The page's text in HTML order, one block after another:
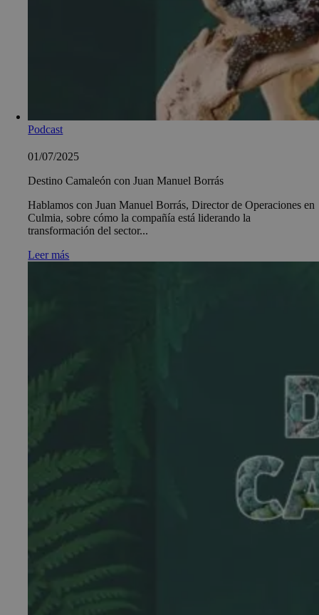
Podcast
01/07/2025
Destino Camaleón con Juan Manuel Borrás
Hablamos con Juan Manuel Borrás, Director de Operaciones en
Culmia, sobre cómo la compañía está liderando la
transformación del sector...
Leer más